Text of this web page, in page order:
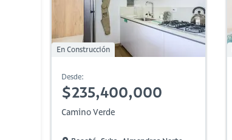
En Construcción
Desde:
$235,400,000
Camino Verde